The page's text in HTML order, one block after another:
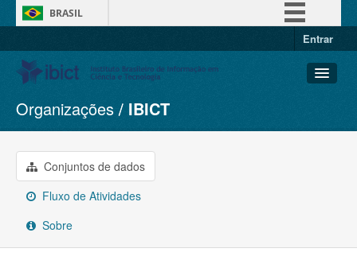
BRASIL
Entrar
Conjuntos de dados
Organizações
Grupos
Sobre
Organizações IBICT
Conjuntos de dados
Fluxo de Atividades
Sobre